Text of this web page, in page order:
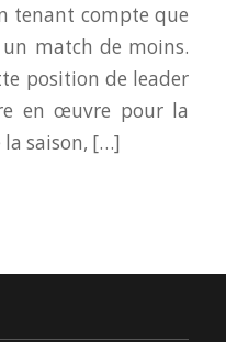
tenant compte que
match de moins.
position de leader
en œuvre pour la
la saison, […]